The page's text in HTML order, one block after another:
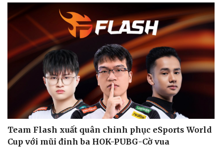
Văn hóa
Sân khấu - Điện ảnh
Văn học
Âm nhạc
Di sản
Giải trí
Nghệ sĩ
Thời trang
Sao Việt
Team Flash xuất quân chinh phục eSports World
Cup với mũi đinh ba HOK-PUBG-Cờ vua